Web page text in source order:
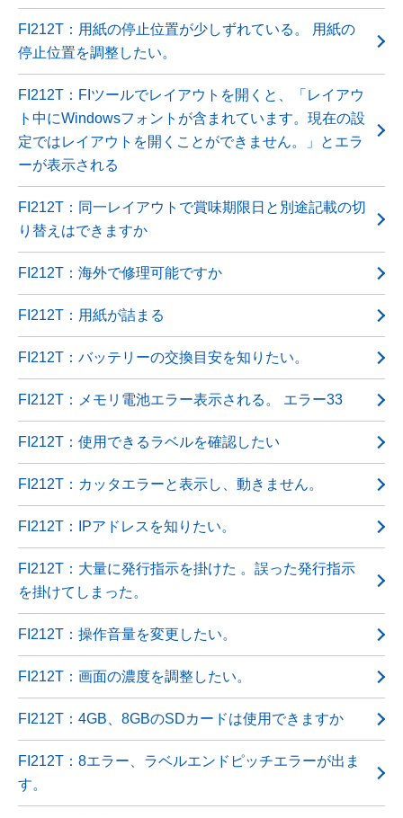
FI212T：用紙の停止位置が少しずれている。 用紙の
停止位置を調整したい。
FI212T：FIツールでレイアウトを開くと、「レイアウ
ト中にWindowsフォントが含まれています。現在の設
定ではレイアウトを開くことができません。」とエラ
ーが表示される
FI212T：同一レイアウトで賞味期限日と別途記載の切
り替えはできますか
FI212T：海外で修理可能ですか
FI212T：用紙が詰まる
FI212T：バッテリーの交換目安を知りたい。
FI212T：メモリ電池エラー表示される。 エラー33
FI212T：使用できるラベルを確認したい
FI212T：カッタエラーと表示し、動きません。
FI212T：IPアドレスを知りたい。
FI212T：大量に発行指示を掛けた 。誤った発行指示
を掛けてしまった。
FI212T：操作音量を変更したい。
FI212T：画面の濃度を調整したい。
FI212T：4GB、8GBのSDカードは使用できますか
FI212T：8エラー、ラベルエンドピッチエラーが出ま
す。